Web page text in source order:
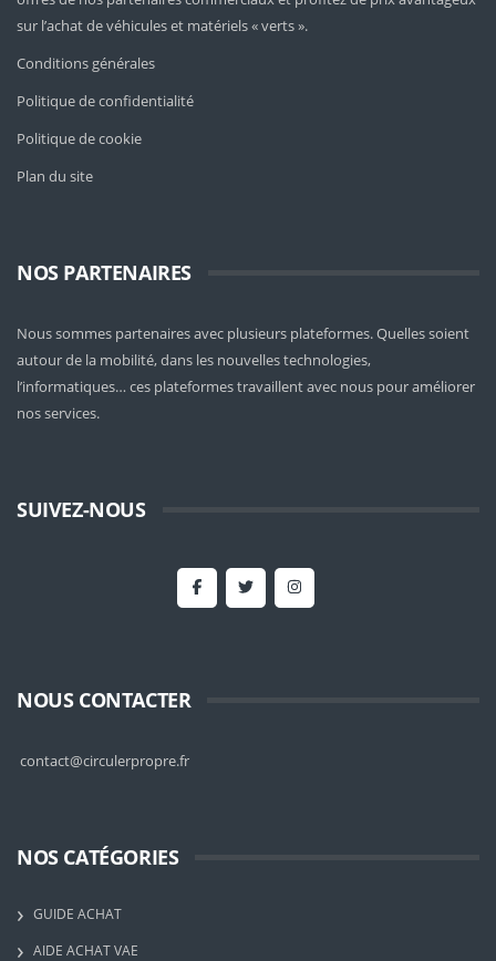
sur l’achat de véhicules et matériels « verts ».
Conditions générales
Politique de confidentialité
Politique de cookie
Plan du site
NOS PARTENAIRES
Nous sommes partenaires avec plusieurs plateformes. Quelles soient
autour de la mobilité, dans les nouvelles technologies,
l’informatiques… ces plateformes travaillent avec nous pour améliorer
nos services.
SUIVEZ-NOUS
NOUS CONTACTER
contact@circulerpropre.fr
NOS CATÉGORIES
GUIDE ACHAT
AIDE ACHAT VAE